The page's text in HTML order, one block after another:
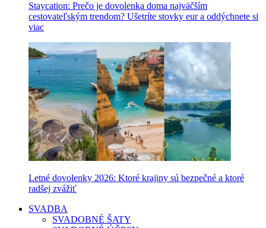
Staycation: Prečo je dovolenka doma najväčším
cestovateľským trendom? Ušetríte stovky eur a oddýchnete si
viac
Letné dovolenky 2026: Ktoré krajiny sú bezpečné a ktoré
radšej zvážiť
SVADBA
SVADOBNÉ ŠATY